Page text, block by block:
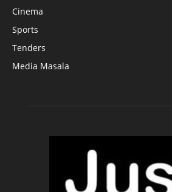
Cinema
Sports
Tenders
Media Masala